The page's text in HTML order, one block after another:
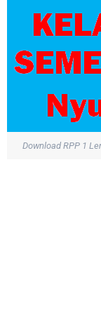
Download RPP 1